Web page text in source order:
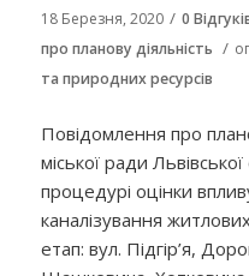
18 Березня, 2020 / 0
про планову діяльність /
та природних ресурсів
Повідомлення про
міської ради Львівської
процедурі оцінки
каналізування
етап: вул. Підгір’я,